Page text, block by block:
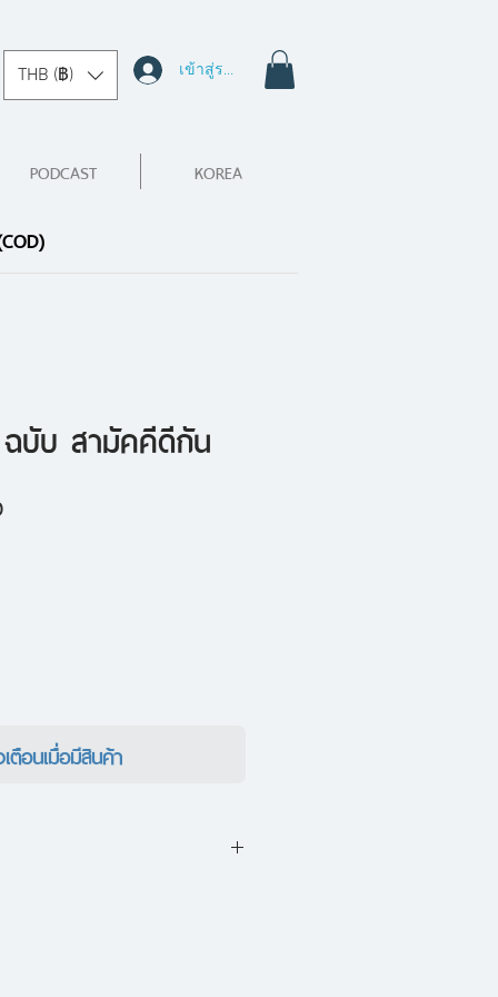
THB (฿) เข้าสู่ระบบ
PODCAST KOREA
ฉบับ สามัคคีดีกัน
ราคา
ตือนเมื่อมีสินค้า
รั้งของซีรีส์ "เรื่องมีอยู่ว่า" ผล